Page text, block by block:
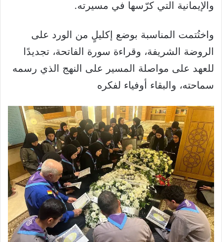
والإيمانية التي كرّسها في مسيرته.
واختُتمت المناسبة بوضع إكليلٍ من الورد على
الروضة الشريفة، وقراءة سورة الفاتحة، تجديدًا
للعهد على مواصلة المسير على النهج الذي رسمه
سماحته، والبقاء أوفياء لفكره